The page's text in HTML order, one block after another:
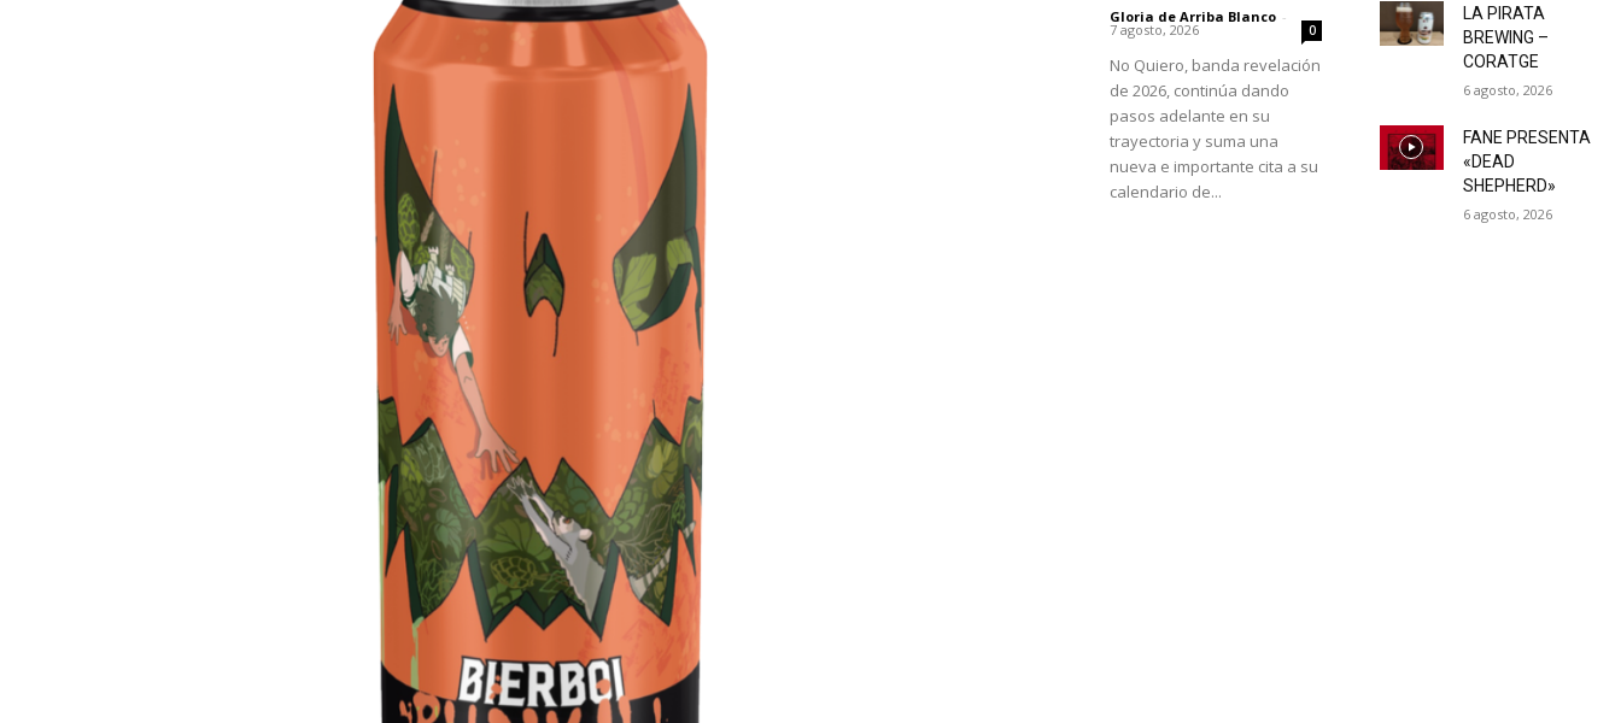
Gloria de Arriba Blanco -
7 agosto, 2026 0
No Quiero, banda revelación
de 2026, continúa dando
pasos adelante en su
trayectoria y suma una
nueva e importante cita a su
calendario de...
LA PIRATA
BREWING –
CORATGE
6 agosto, 2026
FANE PRESENTA
«DEAD
SHEPHERD»
6 agosto, 2026